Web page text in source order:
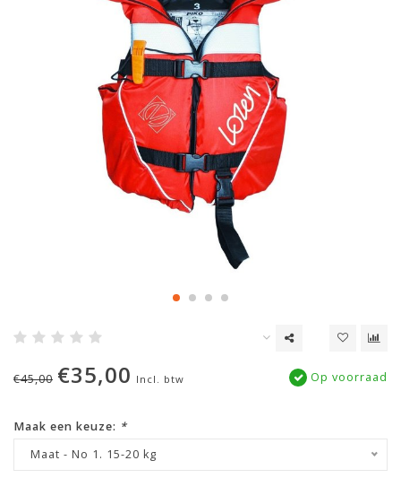
€45,00 €35,00 Incl. btw Op voorraad
Maak een keuze: *
Maat - No 1. 15-20 kg